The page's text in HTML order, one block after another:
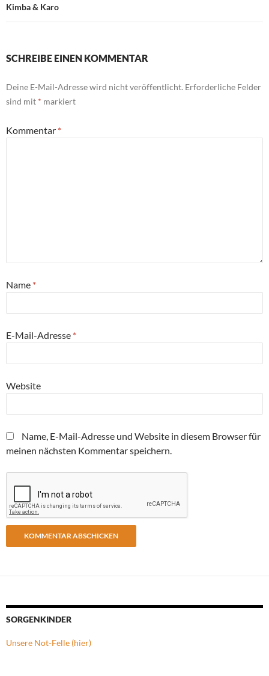
Kimba & Karo
SCHREIBE EINEN KOMMENTAR
Deine E-Mail-Adresse wird nicht veröffentlicht. Erforderliche Felder
sind mit * markiert
Kommentar *
Name *
E-Mail-Adresse *
Website
Name, E-Mail-Adresse und Website in diesem Browser für
meinen nächsten Kommentar speichern.
SORGENKINDER
Unsere Not-Felle (hier)